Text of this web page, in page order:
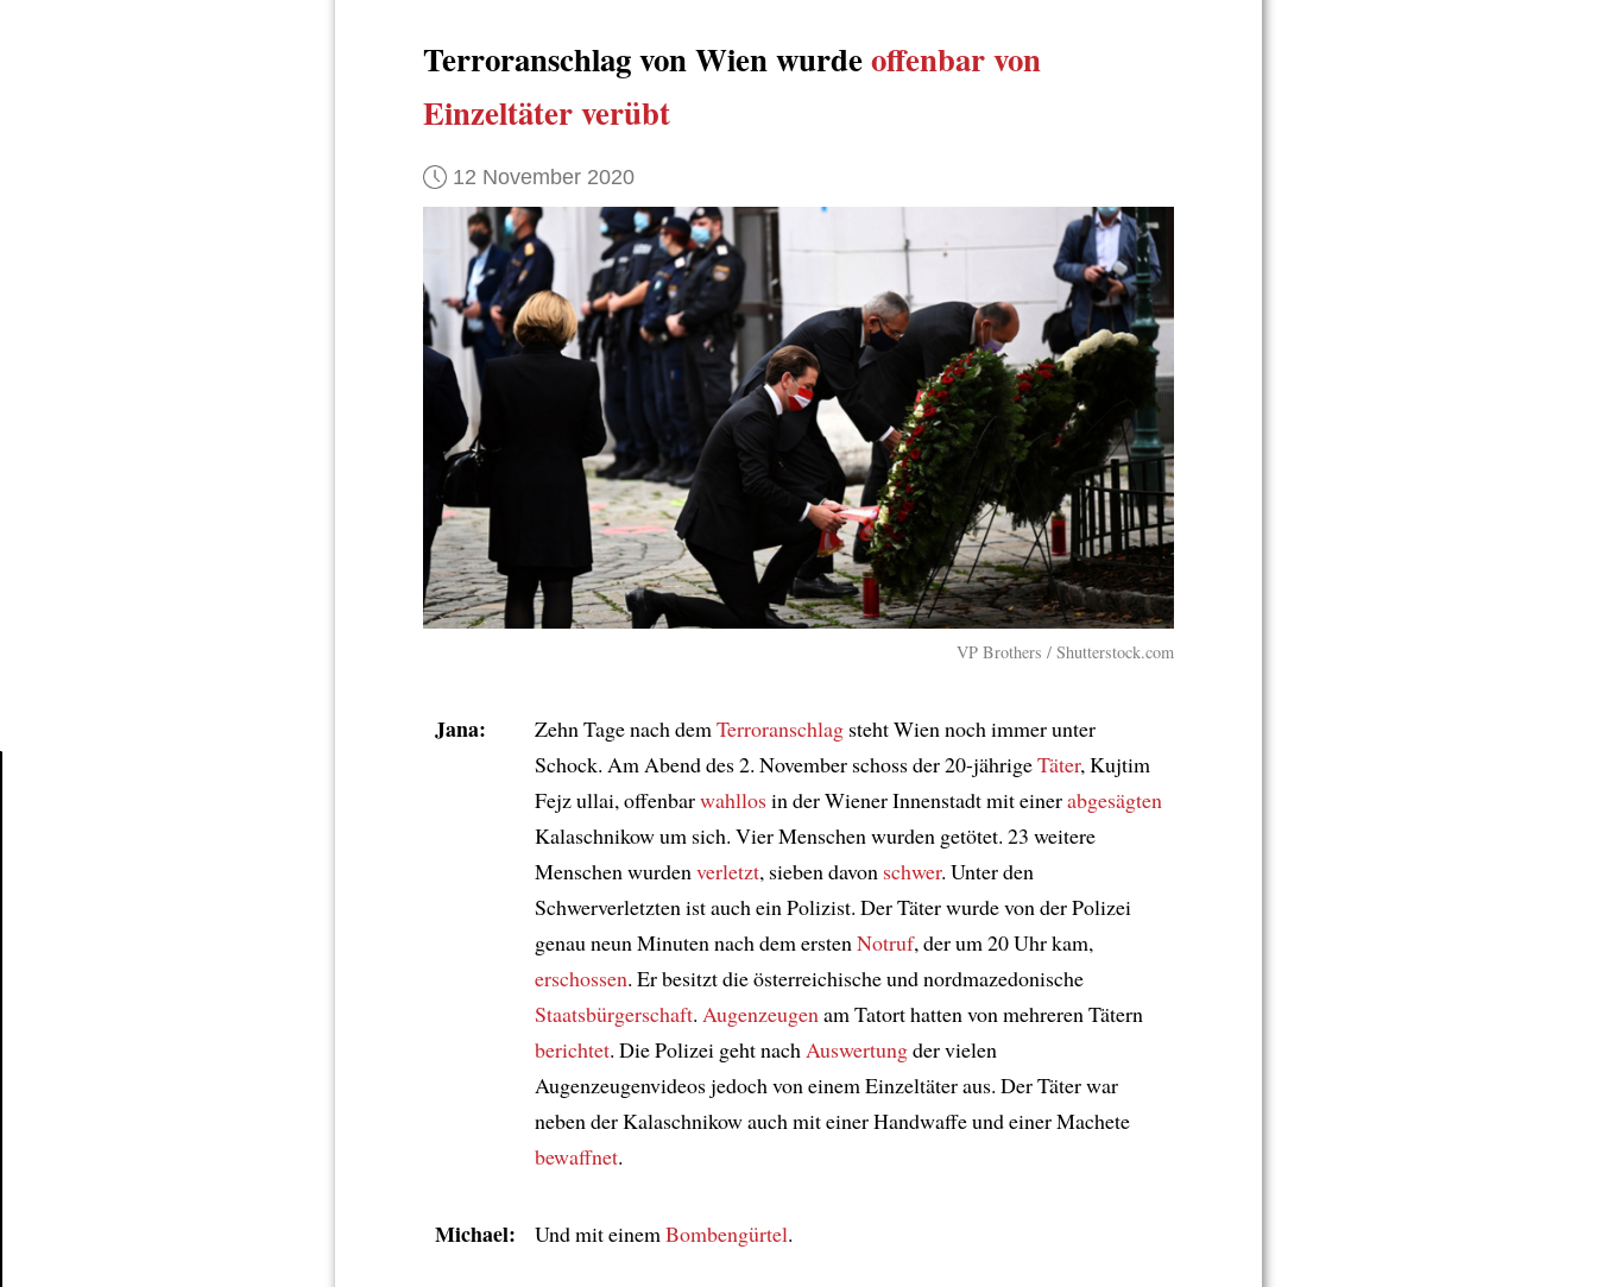
Terroranschlag von Wien wurdeoffenbarvon
Einzeltäter verübt
12 November 2020
VP Brothers / Shutterstock.com
Jana: Zehn Tage nach demTerroranschlag steht Wien noch immer unter
Schock. Am Abend des 2. November schoss der 20-jährigeTäter, Kujtim
Fejz ullai, offenbarwahllosin der Wiener Innenstadt mit einerabgesägten
Kalaschnikow um sich. Vier Menschen wurden getötet. 23 weitere
Menschen wurdenverletzt, sieben davon schwer. Unter den
Schwerverletzten ist auch ein Polizist. Der Täter wurde von der Polizei
genau neun Minuten nach dem erstenNotruf, der um 20 Uhr kam,
erschossen. Er besitzt die österreichische und nordmazedonische
Staatsbürgerschaft. Augenzeugenam Tatort hatten von mehreren Tätern
berichtet. Die Polizei geht nachAuswertungder vielen
Augenzeugenvideos jedoch von einem Einzeltäter aus. Der Täter war
neben der Kalaschnikow auch mit einer Handwaffe und einer Machete
bewaffnet.
Michael: Und mit einemBombengürtel.